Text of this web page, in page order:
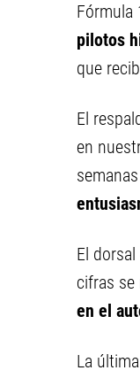
Fórmula
pilotos
que
El
en
El
cifras se
en el
La